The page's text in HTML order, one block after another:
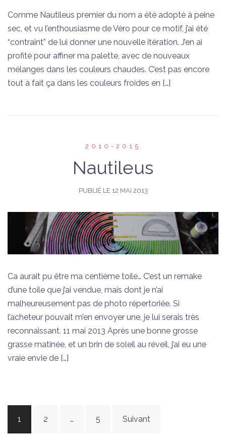
Comme Nautileus premier du nom a été adopté à peine
sec, et vu l’enthousiasme de Véro pour ce motif, j’ai été
“contraint” de lui donner une nouvelle itération. J’en ai
profité pour affiner ma palette, avec de nouveaux
mélanges dans les couleurs chaudes. C’est pas encore
tout à fait ça dans les couleurs froides en […]
2010-2015
Nautileus
PUBLIÉ LE 12 MAI 2013
Ca aurait pu être ma centième toile… C’est un remake
d’une toile que j’ai vendue, mais dont je n’ai
malheureusement pas de photo répertoriée. Si
l’acheteur pouvait m’en envoyer une, je lui serais très
reconnaissant. 11 mai 2013 Après une bonne grosse
grasse matinée, et un brin de soleil au réveil, j’ai eu une
vraie envie de […]
des
1 2 … 5 Suivant